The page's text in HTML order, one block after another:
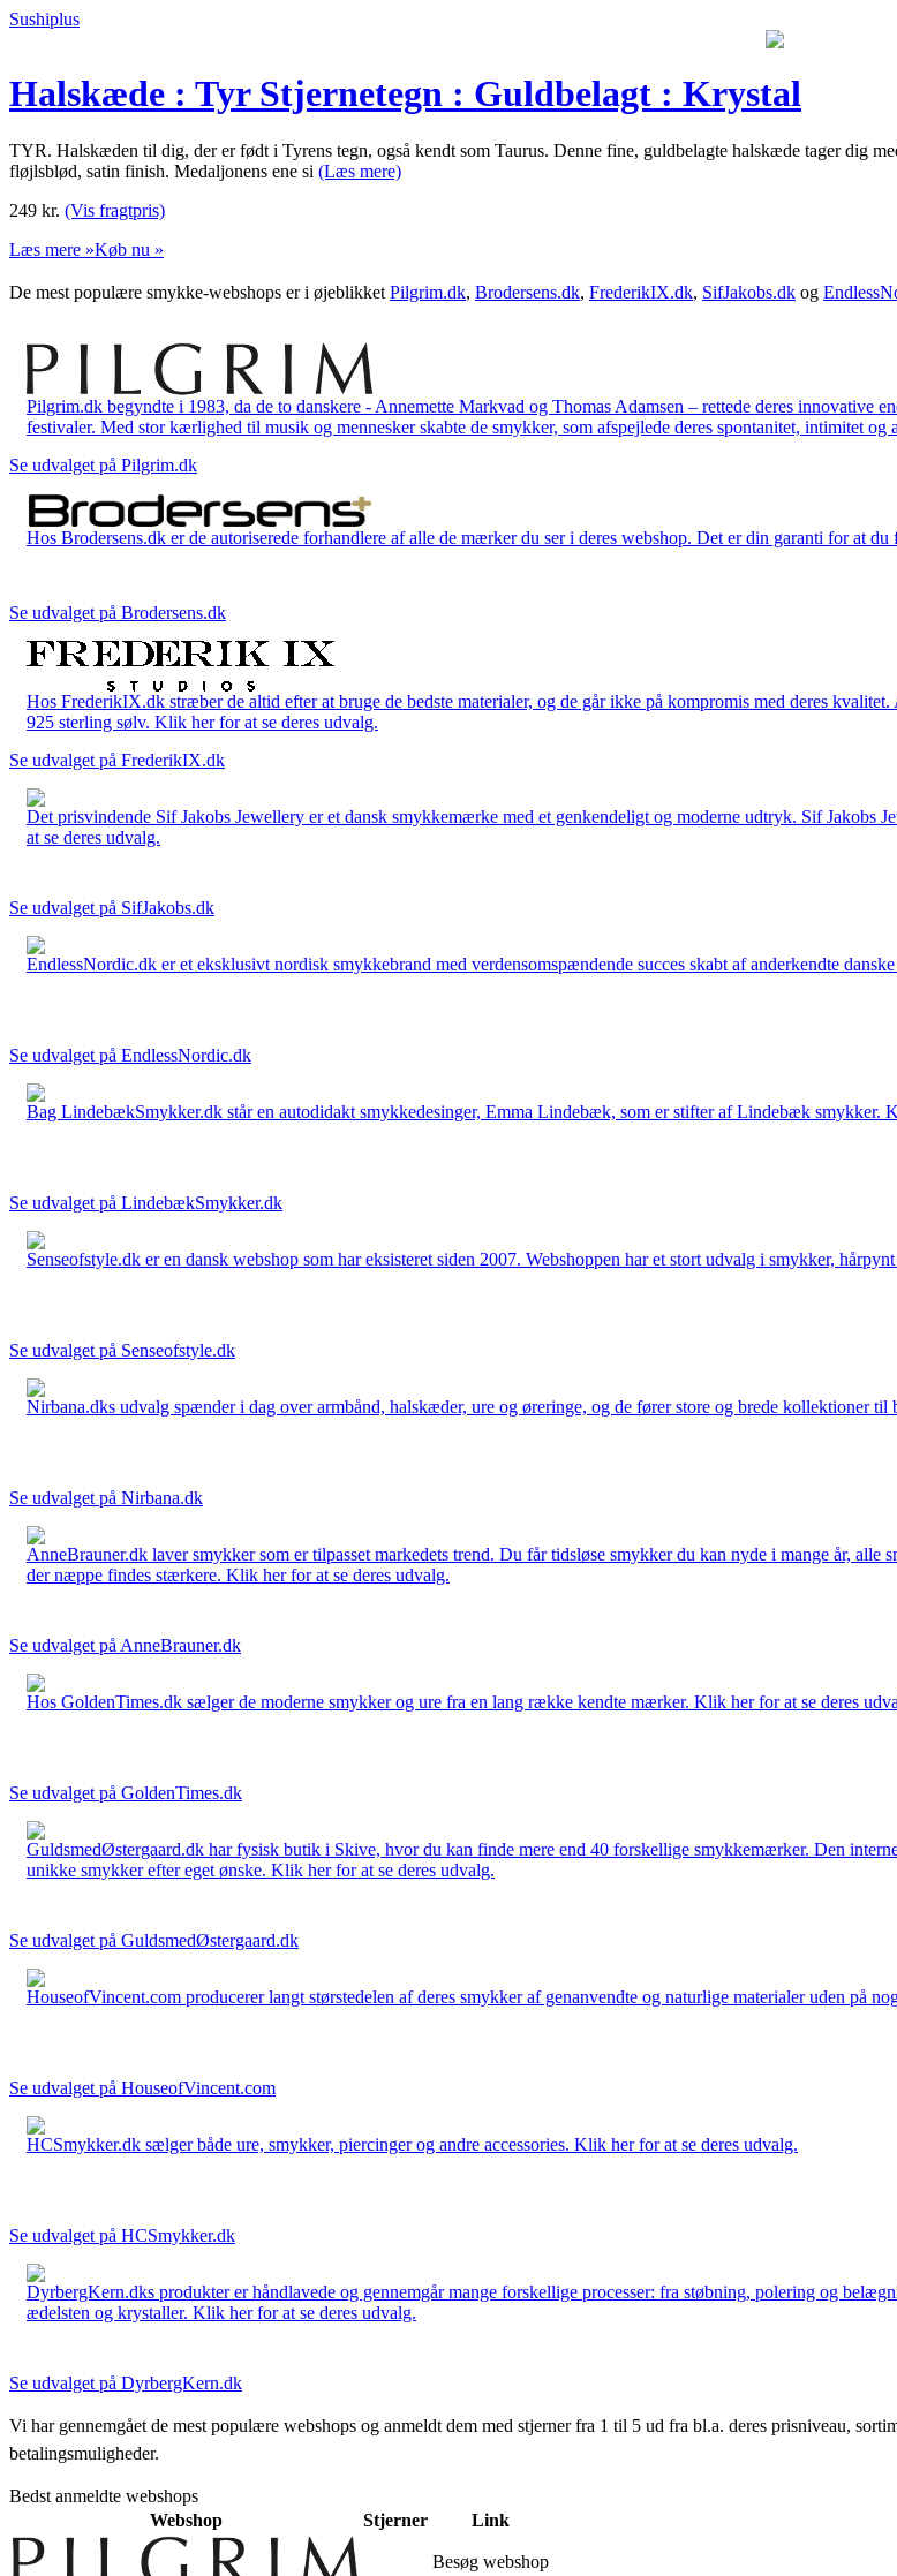
Sushiplus
Halskæde : Tyr Stjernetegn : Guldbelagt : Krystal
TYR. Halskæden til dig, der er født i Tyrens tegn, også kendt som Taurus. Denne fine, guldbelagte halskæde tager dig
fløjlsblød, satin finish. Medaljonens ene si (Læs mere)
249 kr. (Vis fragtpris)
Læs mere »Køb nu »
De mest populære smykke-webshops er i øjeblikket Pilgrim.dk, Brodersens.dk, FrederikIX.dk, SifJakobs.dk og
Pilgrim.dk begyndte i 1983, da de to danskere - Annemette Markvad og Thomas Adamsen – rettede deres innovative
festivaler. Med stor kærlighed til musik og mennesker skabte de smykker, som afspejlede deres spontanitet, intimitet
Se udvalget på Pilgrim.dk
Hos Brodersens.dk er de autoriserede forhandlere af alle de mærker du ser i deres webshop. Det er din garanti for at
Se udvalget på Brodersens.dk
Hos FrederikIX.dk stræber de altid efter at bruge de bedste materialer, og de går ikke på kompromis med deres
925 sterling sølv. Klik her for at se deres udvalg.
Se udvalget på FrederikIX.dk
Det prisvindende Sif Jakobs Jewellery er et dansk smykkemærke med et genkendeligt og moderne udtryk. Sif
at se deres udvalg.
Se udvalget på SifJakobs.dk
EndlessNordic.dk er et eksklusivt nordisk smykkebrand med verdensomspændende succes skabt af anderkendte
Se udvalget på EndlessNordic.dk
Bag LindebækSmykker.dk står en autodidakt smykkedesinger, Emma Lindebæk, som er stifter af Lindebæk smykker.
Se udvalget på LindebækSmykker.dk
Senseofstyle.dk er en dansk webshop som har eksisteret siden 2007. Webshoppen har et stort udvalg i smykker,
Se udvalget på Senseofstyle.dk
Nirbana.dks udvalg spænder i dag over armbånd, halskæder, ure og øreringe, og de fører store og brede kollektioner
Se udvalget på Nirbana.dk
AnneBrauner.dk laver smykker som er tilpasset markedets trend. Du får tidsløse smykker du kan nyde i mange år,
der næppe findes stærkere. Klik her for at se deres udvalg.
Se udvalget på AnneBrauner.dk
Hos GoldenTimes.dk sælger de moderne smykker og ure fra en lang række kendte mærker. Klik her for at se deres
Se udvalget på GoldenTimes.dk
GuldsmedØstergaard.dk har fysisk butik i Skive, hvor du kan finde mere end 40 forskellige smykkemærker. Den
unikke smykker efter eget ønske. Klik her for at se deres udvalg.
Se udvalget på GuldsmedØstergaard.dk
HouseofVincent.com producerer langt størstedelen af deres smykker af genanvendte og naturlige materialer uden på
Se udvalget på HouseofVincent.com
HCSmykker.dk sælger både ure, smykker, piercinger og andre accessories. Klik her for at se deres udvalg.
Se udvalget på HCSmykker.dk
DyrbergKern.dks produkter er håndlavede og gennemgår mange forskellige processer: fra støbning, polering og
ædelsten og krystaller. Klik her for at se deres udvalg.
Se udvalget på DyrbergKern.dk
Vi har gennemgået de mest populære webshops og anmeldt dem med stjerner fra 1 til 5 ud fra bl.a. deres prisniveau,
betalingsmuligheder.
Bedst anmeldte webshops
Webshop
Stjerner Link
Besøg webshop